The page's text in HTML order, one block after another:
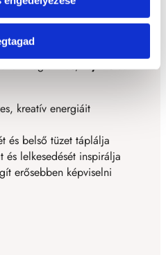
kapcsolódik a
aOroszlán
még aKos,Nyilasés
kreatív energiáit
és belső tüzet táplálja
és lelkesedését inspirálja
erősebben képviselni